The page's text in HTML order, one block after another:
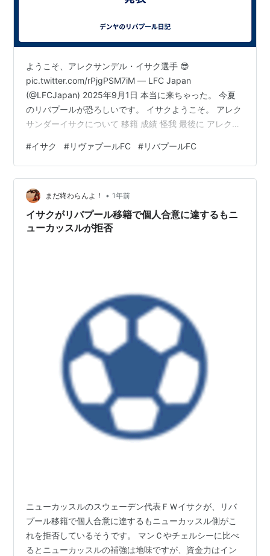
ようこそ、アレクサンデル・イサク選手 😎
pic.twitter.com/rPjgPSM7iM — LFC Japan
(@LFCJapan) 2025年9月1日 本当に来ちゃった。 今夏
のリバプールが恐ろしいです。 イサクようこそ。 アレク
サンダーイサクについて 移籍 成績 怪我 最後に アレクサ
ィール 25/26 | Transfermarkt ニューカッスルユナイテ
ッドからアレクサンダーイサクを獲得。 ポジションはセ
ンターフォワード。 僕は理不尽だと感じる選手でした。
まあ来ないだろうなと思っていましたが来ちゃいまし
た…
#イサク #リヴァプールFC #リバプールFC
まだ終わらんよ！ • 1年前
イサクがリバプール移籍で個人合意に達するもニ
ューカッスルが拒否
ニューカッスルのスウェーデン代表ＦＷイサクが、リバ
プール移籍で個人合意に達するもニューカッスル側がこ
れを拒否しているそうです。 マンＣやチェルシーに比べ
るとニューカッスルの補強は地味ですが、資金力はイン